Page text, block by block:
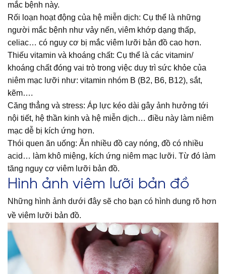
mắc bệnh này.
Rối loạn hoạt động của hệ miễn dịch: Cụ thể là những
người mắc bệnh như vảy nến, viêm khớp dạng thấp,
celiac… có nguy cơ bị mắc viêm lưỡi bản đồ cao hơn.
Thiếu vitamin và khoáng chất: Cụ thể là các vitamin/
khoáng chất đóng vai trò trong việc duy trì sức khỏe của
niêm mạc lưỡi như: vitamin nhóm B (B2, B6, B12), sắt,
kẽm….
Căng thẳng và stress: Áp lực kéo dài gây ảnh hưởng tới
nội tiết, hệ thần kinh và hệ miễn dịch… điều này làm niêm
mạc dễ bị kích ứng hơn.
Thói quen ăn uống: Ăn nhiều đồ cay nóng, đồ có nhiều
acid… làm khô miệng, kích ứng niêm mạc lưỡi. Từ đó làm
tăng nguy cơ viêm lưỡi bản đồ.
Hình ảnh viêm lưỡi bản đồ
Những hình ảnh dưới đây sẽ cho bạn có hình dung rõ hơn
về viêm lưỡi bản đồ.